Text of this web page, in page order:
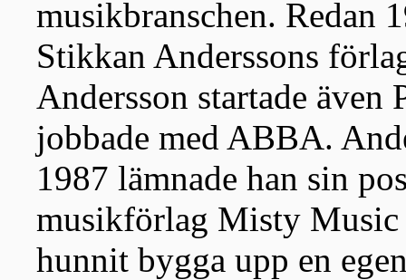
musikbranschen. Redan
Stikkan Anderssons
Andersson startade även
jobbade med ABBA.
1987 lämnade han sin
musikförlag Misty Music
hunnit bygga upp en